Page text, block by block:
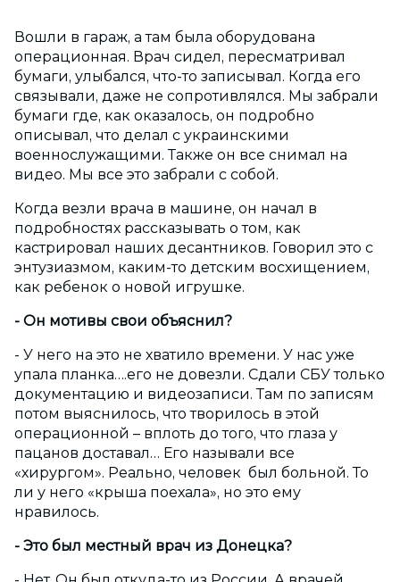
Вошли в гараж, а там была оборудована
операционная. Врач сидел, пересматривал
бумаги, улыбался, что-то записывал. Когда его
связывали, даже не сопротивлялся. Мы забрали
бумаги где, как оказалось, он подробно
описывал, что делал с украинскими
военнослужащими. Также он все снимал на
видео. Мы все это забрали с собой.
Когда везли врача в машине, он начал в
подробностях рассказывать о том, как
кастрировал наших десантников. Говорил это с
энтузиазмом, каким-то детским восхищением,
как ребенок о новой игрушке.
- Он мотивы свои объяснил?
- У него на это не хватило времени. У нас уже
упала планка….его не довезли. Сдали СБУ только
документацию и видеозаписи. Там по записям
потом выяснилось, что творилось в этой
операционной – вплоть до того, что глаза у
пацанов доставал… Его называли все
«хирургом». Реально, человек был больной. То
ли у него «крыша поехала», но это ему
нравилось.
- Это был местный врач из Донецка?